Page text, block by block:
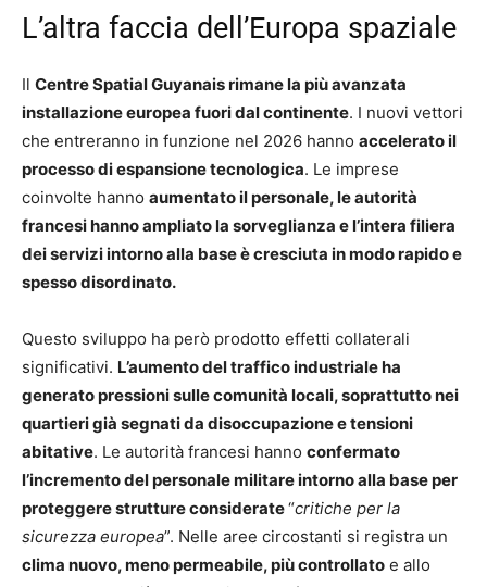
L’altra faccia dell’Europa spaziale
Il Centre Spatial Guyanais rimane la più avanzata
installazione europea fuori dal continente. I nuovi vettori
che entreranno in funzione nel 2026 hanno accelerato il
processo di espansione tecnologica. Le imprese
coinvolte hanno aumentato il personale, le autorità
francesi hanno ampliato la sorveglianza e l’intera filiera
dei servizi intorno alla base è cresciuta in modo rapido e
spesso disordinato.
Questo sviluppo ha però prodotto effetti collaterali
significativi. L’aumento del traffico industriale ha
generato pressioni sulle comunità locali, soprattutto nei
quartieri già segnati da disoccupazione e tensioni
abitative. Le autorità francesi hanno confermato
l’incremento del personale militare intorno alla base per
proteggere strutture considerate“critiche per la
sicurezza europea”. Nelle aree circostanti si registra un
clima nuovo, meno permeabile, più controllato e allo